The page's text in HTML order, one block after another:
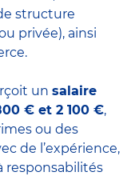
structure
privée), ainsi
un salaire
€ et 2 100 €,
ou des
de l’expérience,
responsabilités